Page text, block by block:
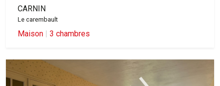
CARNIN
Le carembault
Maison | 3 chambres